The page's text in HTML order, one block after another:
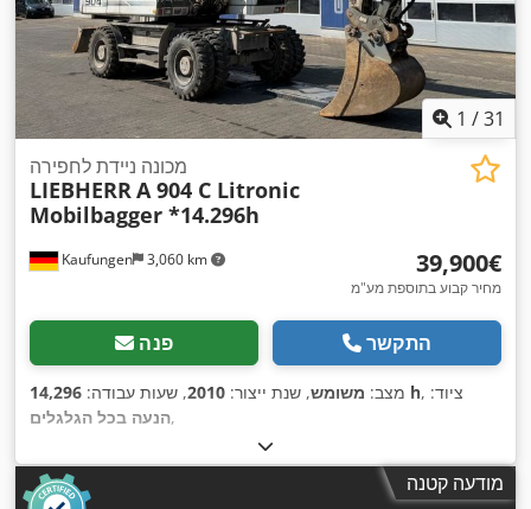
1 /31
Kaufungen 3,060 km
מכונה ניידת לחפירה
LIEBHERRA 904 C Litronic
Mobilbagger *14.296h
‏39,900 ‏€
מחיר קבוע בתוספת מע"מ
פנה התקשר
מצב: משומש, שנת ייצור: 2010, שעות עבודה: 14,296 h , ציוד:
הנעה בכל הגלגלים,
מודעה קטנה